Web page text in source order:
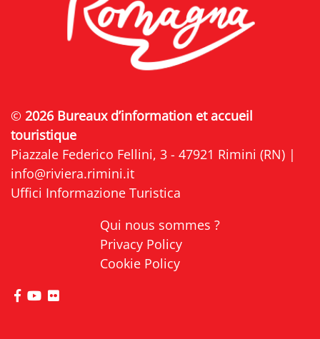
© 2026 Bureaux d’information et accueil
touristique
Piazzale Federico Fellini, 3 - 47921 Rimini (RN) |
info@riviera.rimini.it
Uffici Informazione Turistica
Qui nous sommes ?
Privacy Policy
Cookie Policy
Visitez la page Facebook de Riviera di Rimini
Visitez la page YouTube de Riviera di Rimini
Visitez la page Flickr de Riviera di Rimini